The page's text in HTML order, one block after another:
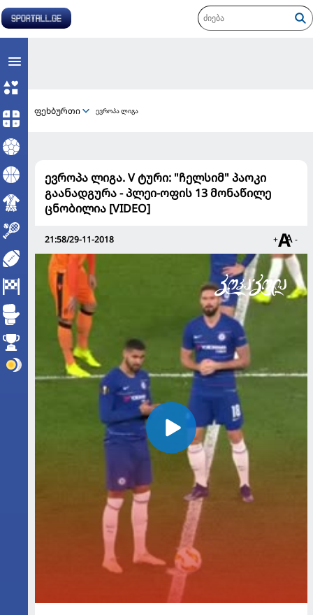
ფეხბურთი ევროპა ლიგა
ევროპა ლიგა. V ტური: "ჩელსიმ" პაოკი
გაანადგურა - პლეი-ოფის 13 მონაწილე
ცნობილია [VIDEO]
21:58/29-11-2018 + -